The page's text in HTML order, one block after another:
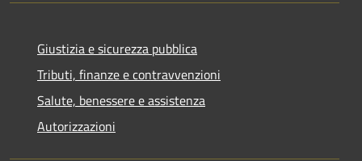
Giustizia e sicurezza pubblica
Tributi, finanze e contravvenzioni
Salute, benessere e assistenza
Autorizzazioni